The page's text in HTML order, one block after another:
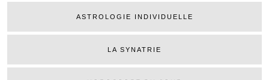
ASTROLOGIE INDIVIDUELLE
LA SYNATRIE